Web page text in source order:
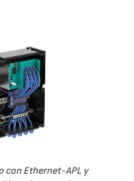
con Ethernet-APL y